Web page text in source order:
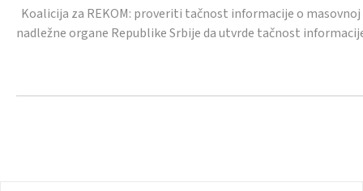
Koalicija za REKOM: proveriti tačnost informacije o
nadležne organe Republike Srbije da utvrde tačnost